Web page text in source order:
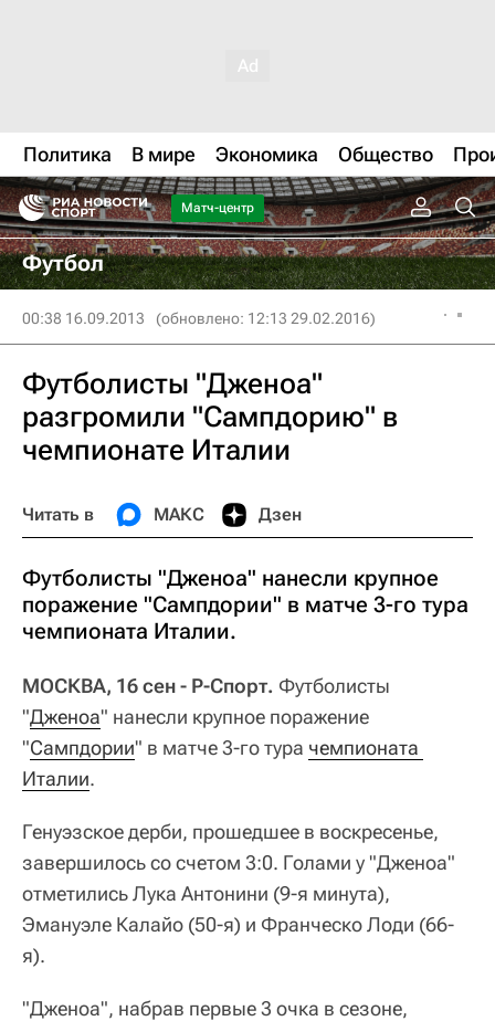
Политика В мире Экономика Общество
Матч-центр
Футбол
00:38 16.09.2013 (обновлено: 12:13 29.02.2016)
Футболисты "Дженоа"
разгромили "Сампдорию" в
чемпионате Италии
Читать в МАКС Дзен
Футболисты "Дженоа" нанесли крупное
поражение "Сампдории" в матче 3-го тура
чемпионата Италии.
МОСКВА, 16 сен - Р-Спорт. Футболисты
"Дженоа" нанесли крупное поражение
"Сампдории" в матче 3-го тура чемпионата
Италии.
Генуэзское дерби, прошедшее в воскресенье,
завершилось со счетом 3:0. Голами у "Дженоа"
отметились Лука Антонини (9-я минута),
Эмануэле Калайо (50-я) и Франческо Лоди (66-
я).
"Дженоа", набрав первые 3 очка в сезоне,